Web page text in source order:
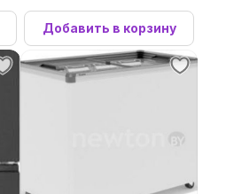
ин Newton.by
Добавить в корзину